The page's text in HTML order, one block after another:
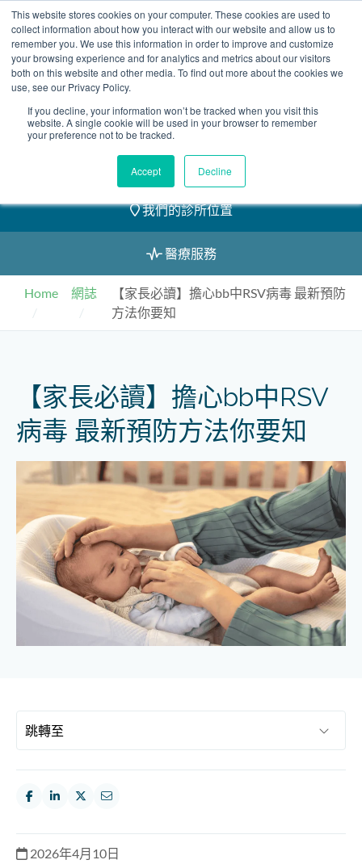
This website stores cookies on your computer. These cookies are used to
collect information about how you interact with our website and allow us to
remember you. We use this information in order to improve and customize
your browsing experience and for analytics and metrics about our visitors
both on this website and other media. To find out more about the cookies we
use, see our Privacy Policy.
If you decline, your information won’t be tracked when you visit this
website. A single cookie will be used in your browser to remember
your preference not to be tracked.
Accept Decline
Skip
to
content
2155 9055
預約
我們的醫護團隊
我們的診所位置
醫療服務
Home 網誌
【家長必讀】擔心bb中RSV病毒 最新預防
方法你要知
【家長必讀】擔心bb中RSV
病毒 最新預防方法你要知
2026年4月10日